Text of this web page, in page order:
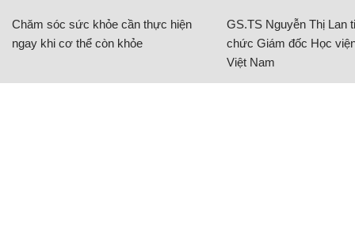
Chăm sóc sức khỏe cần thực hiện
ngay khi cơ thể còn khỏe
GS.TS Nguyễn Thị Lan
chức Giám đốc Học
Việt Nam